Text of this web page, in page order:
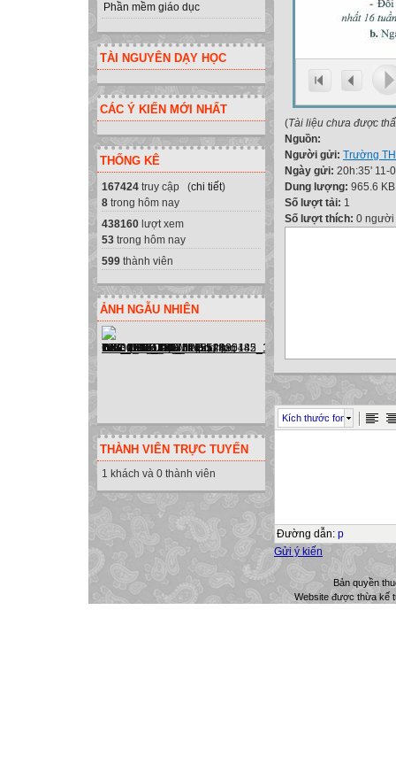
Phần mềm giáo dục
TÀI NGUYÊN DẠY HỌC
CÁC Ý KIẾN MỚI NHẤT
THỐNG KÊ
167424 truy cập (chi tiết)
8 trong hôm nay
438160 lượt xem
53 trong hôm nay
599 thành viên
ẢNH NGẪU NHIÊN
THÀNH VIÊN TRỰC TUYẾN
1 khách và 0 thành viên
(Tài liệu chưa được
Nguồn:
Người gửi: Trường
Ngày gửi: 20h:35' 11-
Dung lượng: 965.6 KB
Số lượt tải: 1
Số lượt thích: 0 người
Kích thước font
Đường dẫn: p
Gửi ý kiến
Bản quyền
Website được thừa kế